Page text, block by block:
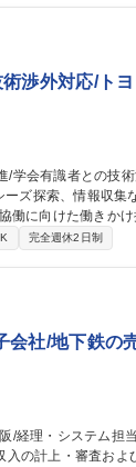
渉外対応/ト
働に向けた働きか
完全週休2日制
社/地下鉄の